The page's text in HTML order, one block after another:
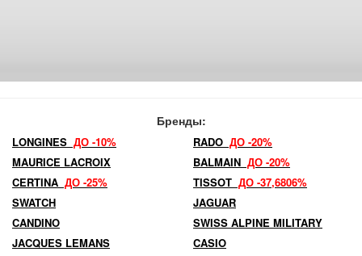
Бренды:
LONGINES ДО -10% RADO ДО -20%
MAURICE LACROIX
BALMAIN ДО -20%
CERTINA ДО -25% TISSOT ДО -37,6806%
SWATCH
JAGUAR
CANDINO
SWISS ALPINE MILITARY
JACQUES LEMANS
CASIO